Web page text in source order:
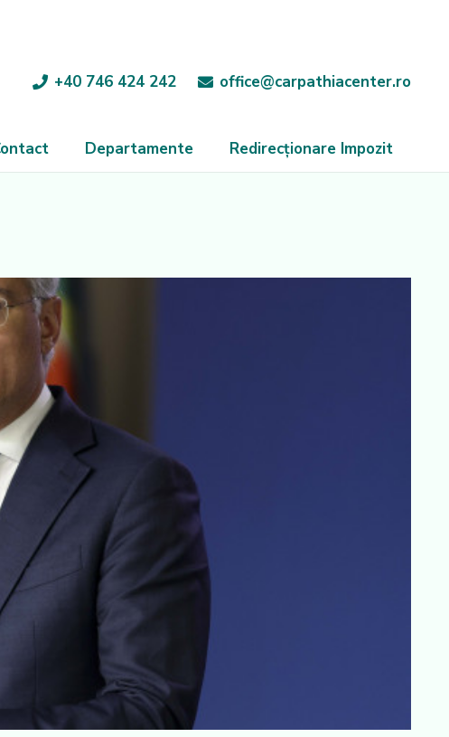
+40 746 424 242 office@carpathiacenter.ro
Departamente Redirecționare Impozit